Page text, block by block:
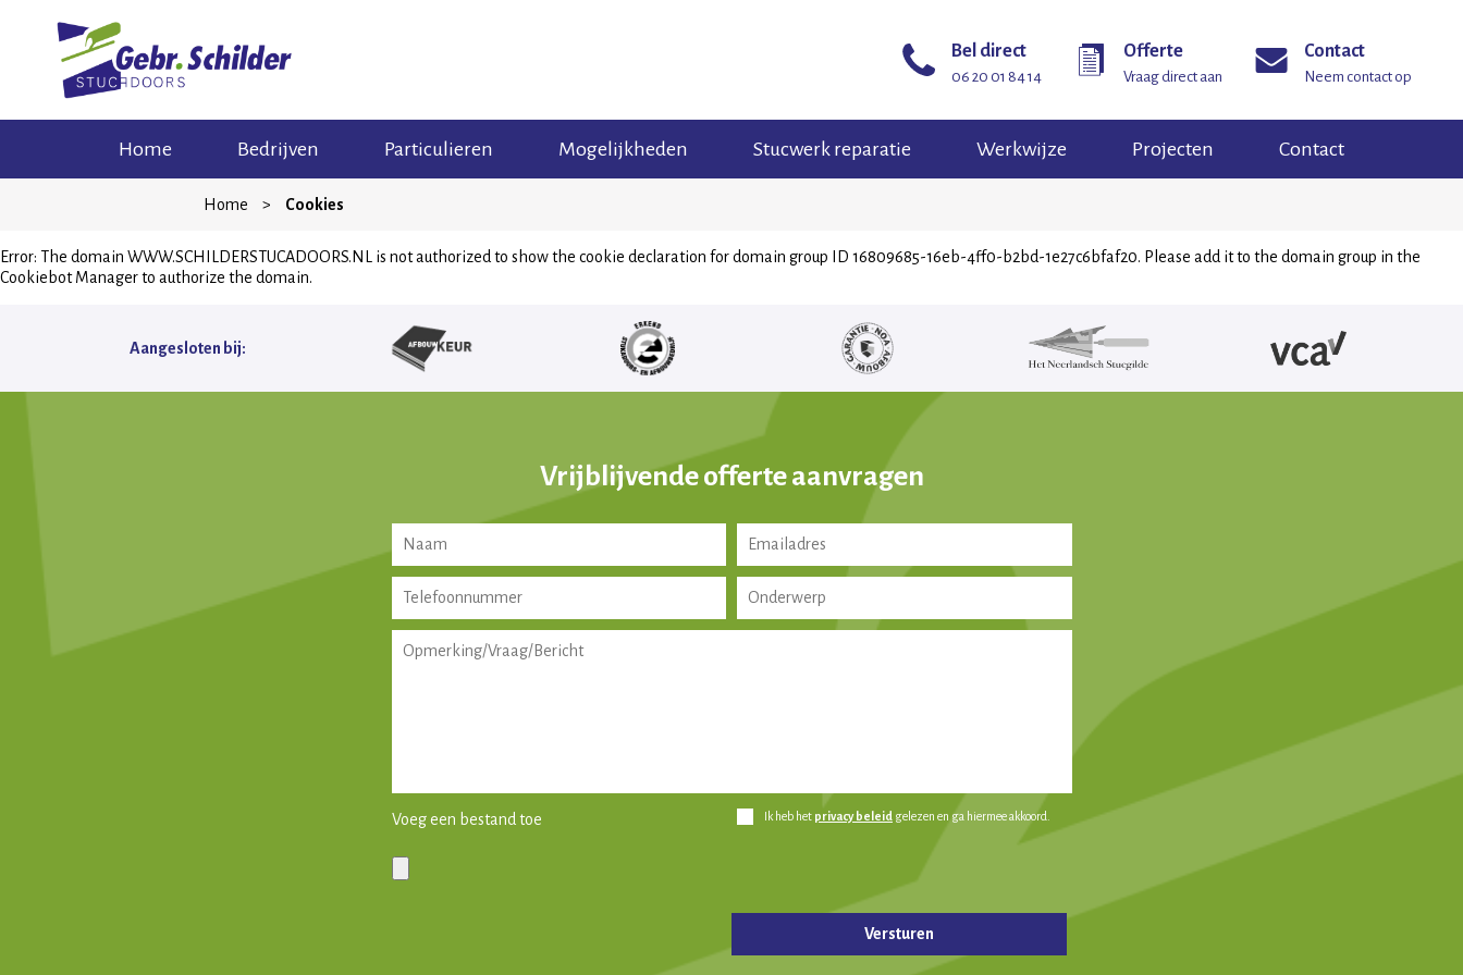
Bel direct
06 20 01 84 14
Offerte
Vraag direct aan
Contact
Neem contact op
Home Bedrijven Particulieren Mogelijkheden Stucwerk reparatie Werkwijze Projecten Contact
Home > Cookies
Error: The domain WWW.SCHILDERSTUCADOORS.NL is not authorized to show the cookie declaration for domain group ID 16809685-16eb-4ff0-b2bd-1e27c6bfaf20. Please add it to the domain group in the
Cookiebot Manager to authorize the domain.
Aangesloten bij:
Vrijblijvende offerte aanvragen
Voeg een bestand toe Ik heb het privacy beleid gelezen en ga hiermee akkoord.